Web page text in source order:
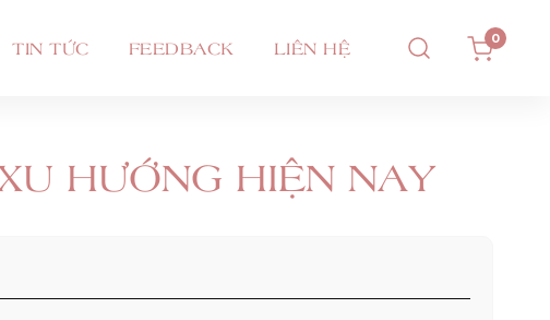
TIN TỨC FEEDBACK LIÊN HỆ 0
HƯỚNG HIỆN NAY